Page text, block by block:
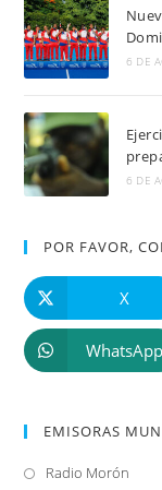
6 DE
6 DE
POR FAVOR,
X
WhatsApp
EMISORAS
Radio Morón